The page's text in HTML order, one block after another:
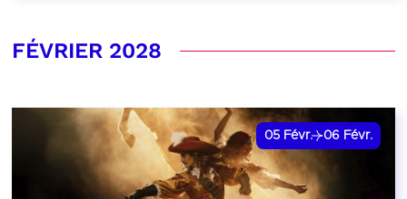
FÉVRIER 2028
05 Févr. 06 Févr.